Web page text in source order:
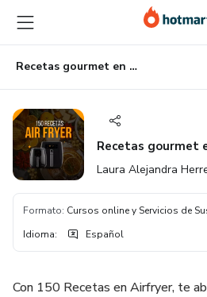
contenido
principal
la
página
de
pie
página
Recetas gourmet en airfryer
Recetas gourmet
Laura Alejandra
Formato: Cursos online y Servicios de
Idioma: Español
Con 150 Recetas en Airfryer, te